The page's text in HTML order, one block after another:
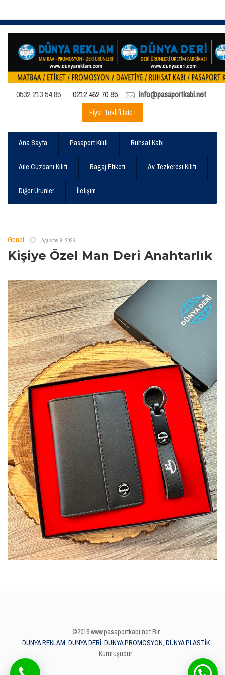
0532 213 54 85 0212 462 70 85 info@pasaportkabi.net
Fiyat Teklifi İste !
Ana Sayfa Pasaport Kılıfı Ruhsat Kabı
Aile Cüzdanı Kılıfı Bagaj Etiketi Av Tezkeresi Kılıfı
Diğer Ürünler İletişim
Genel Ağustos 9, 2026
Kişiye Özel Man Deri Anahtarlık
©2015 www.pasaportkabi.net Bir
DÜNYA REKLAM, DÜNYA DERİ, DÜNYA PROMOSYON, DÜNYA PLASTİK
Kuruluşudur.